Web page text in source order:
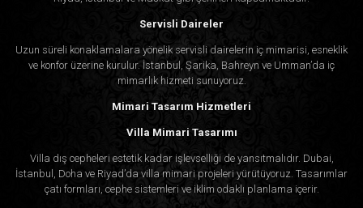
Servisli Daireler
Uzun süreli konaklamalara yönelik servisli dairelerin iç mimarisi, esneklik
ve konfor üzerine kurulur. İstanbul, Şarika, Bahreyn ve Umman’da iç
mimarlık hizmeti sunuyoruz.
Mimari Tasarım Hizmetleri
Villa Mimari Tasarımı
Villa dış cepheleri estetik kadar işlevselliği de yansıtmalıdır. Dubai,
İstanbul, Doha ve Riyad’da villa mimari projeleri yürütüyoruz. Tasarımlar
çatı formları, cephe sistemleri ve iklim odaklı planlama içerir.